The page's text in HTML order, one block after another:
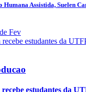
Humana Assistida, Suelen
Fev
estudantes da